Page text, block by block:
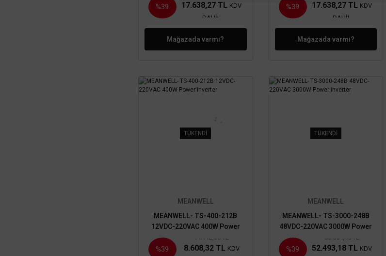
%39 17.638,27 TL KDV
DAHİL
Mağazada varmı?
%39 17.638,27 TL KDV
DAHİL
Mağazada varmı?
TÜKENDİ
MEANWELL
MEANWELL- TS-400-212B
12VDC-220VAC 400W Power
inverter
%39
14.112,00 TL
8.608,32 TL KDV
TÜKENDİ
MEANWELL
MEANWELL- TS-3000-248B
48VDC-220VAC 3000W Power
inverter
%39
86.054,40 TL
52.493,18 TL KDV